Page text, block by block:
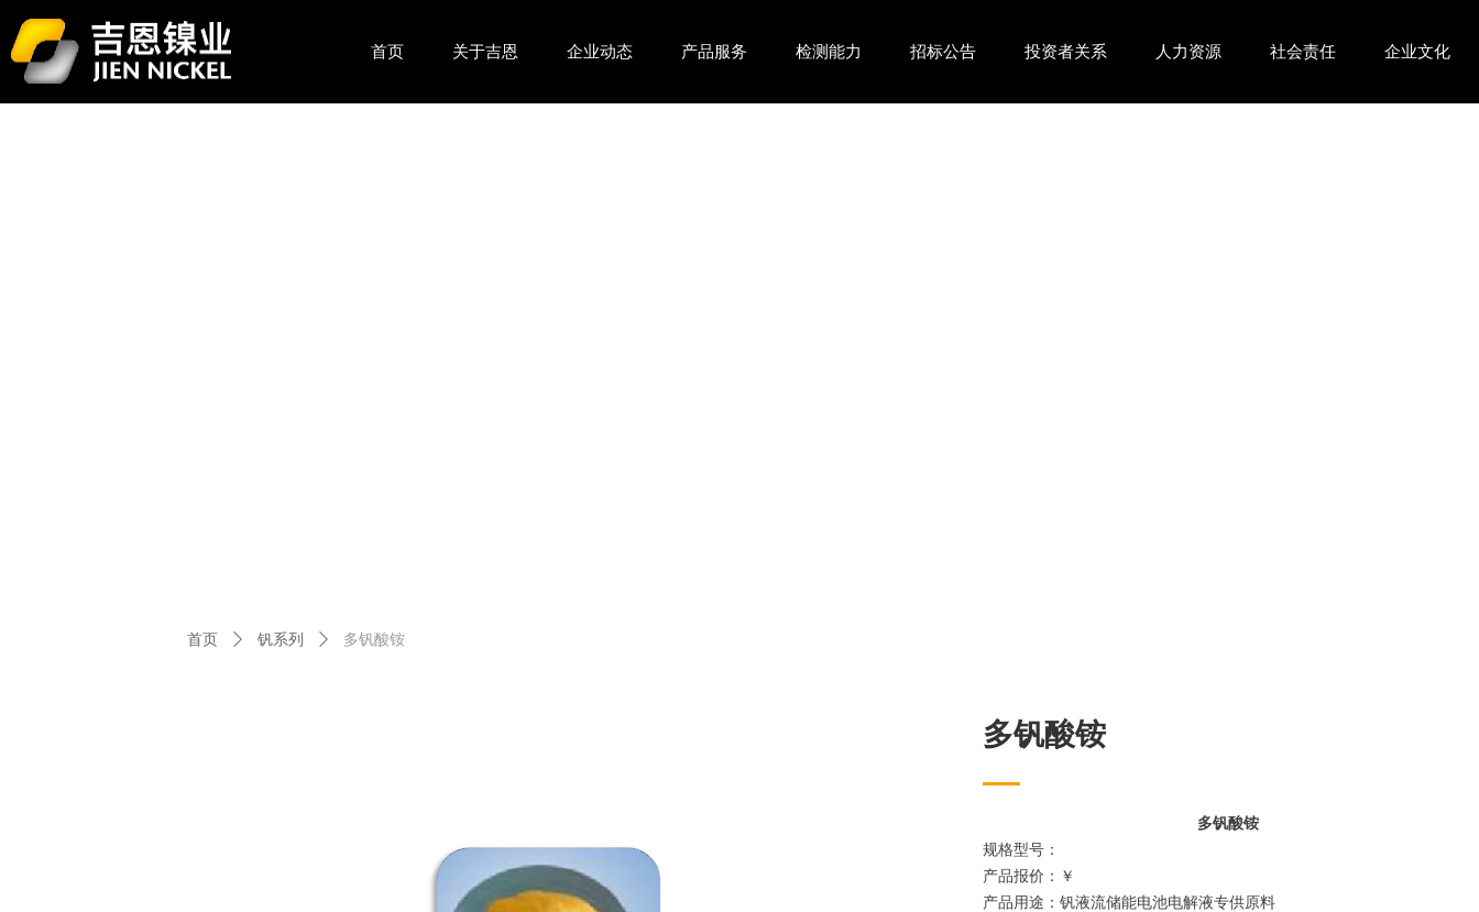
首页 关于吉恩 企业动态 产品服务 检测能力 招标公告 投资者关系 人力资源 社会责任 企业文化
多钒酸铵
多钒酸铵
规格型号：
产品报价：￥
产品用途：钒液流储能电池电解液专供原料
首页 ꄲ 钒系列 ꄲ 多钒酸铵